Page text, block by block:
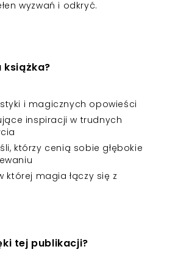
wyzwań i odkryć.
książka?
i magicznych opowieści
inspiracji w trudnych
którzy cenią sobie głębokie
której magia łączy się z
tej publikacji?